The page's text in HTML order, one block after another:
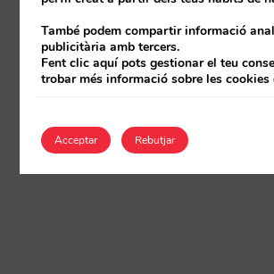
També podem compartir informació
publicitària amb tercers.
Fent clic aquí pots gestionar el teu
trobar més informació sobre les
Acceptar Rebutjar